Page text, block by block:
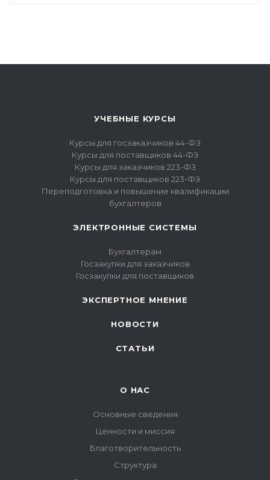
УЧЕБНЫЕ КУРСЫ
Курсы для госзаказчиков 44-ФЗ
Курсы для поставщиков 44-ФЗ
Курсы для заказчиков 223-ФЗ
Курсы для поставщиков 223-ФЗ
Переподготовка и повышение квалификации
бухгалтеров
ЭЛЕКТРОННЫЕ СИСТЕМЫ
Бухгалтерам
Госзакупки для заказчиков
Госзакупки для поставщиков
ЭКСПЕРТНОЕ МНЕНИЕ
НОВОСТИ
СТАТЬИ
О НАС
Основные сведения
Ценности и миссия
Благотворительность
Структура